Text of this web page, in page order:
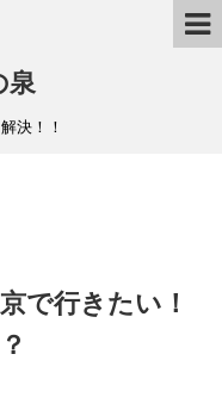
泉
決！！
で行きたい！